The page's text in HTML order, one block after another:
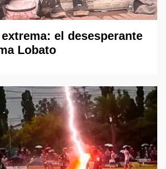
el desesperante
Lobato